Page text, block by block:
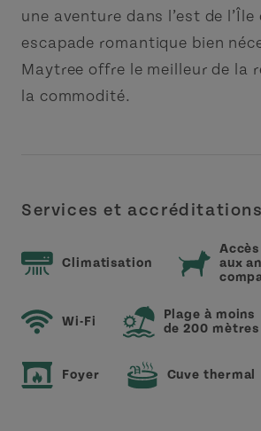
une aventure dans l’est de l’Île
escapade romantique bien
Maytree offre le meilleur de la
la commodité.
Services et accréditations
Climatisation
aux
Wi-Fi
Plage à moins
de 200 mètres
Foyer Cuve thermal